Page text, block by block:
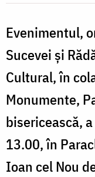
Evenimentul,
Sucevei și
Cultural, în
Monumente,
bisericească,
13.00, în
Ioan cel Nou